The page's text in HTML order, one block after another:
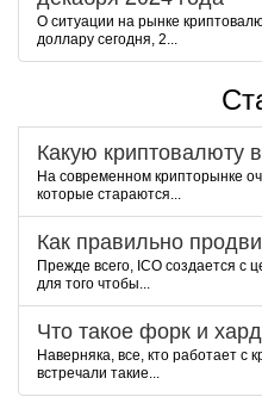
О ситуации на рынке
доллару сегодня, 2...
Какую криптовалюту
На современном крипторынке
которые стараются...
Как правильно
Прежде всего, ICO создается с
для того чтобы...
Что такое форк и
Наверняка, все, кто работает с
встречали такие...